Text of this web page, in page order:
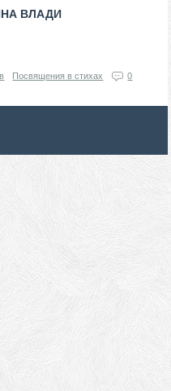
ВЛАДИ
Посвящения в стихах 0